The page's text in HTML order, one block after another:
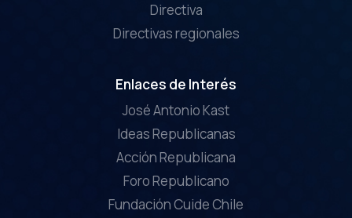
Directiva
Directivas regionales
Enlaces de Interés
José Antonio Kast
Ideas Republicanas
Acción Republicana
Foro Republicano
Fundación Cuide Chile